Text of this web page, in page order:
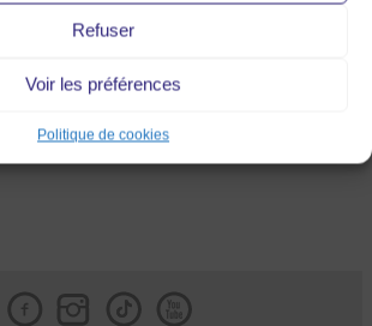
Refuser
Voir les préférences
Politique de cookies